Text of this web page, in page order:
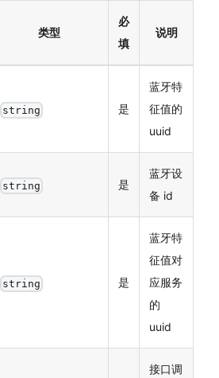
类型
必
填
说明
string 是
蓝牙特
征值的
uuid
string 是
蓝牙设
备 id
string 是
蓝牙特
征值对
应服务
的
uuid
接口调